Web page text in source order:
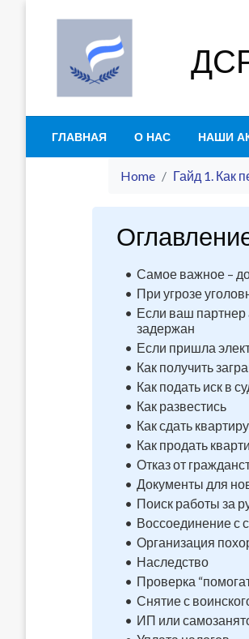
ГЛАВНАЯ О НАС НАШИ
Home Гайд 1. Как
Самое важное –
При угрозе
Если ваш партнер
задержан
Если пришла
Как получить
Как подать иск в
Как развестись
Как сдать квартиру
Как продать
Отказ от
Документы для
Поиск работы за
Воссоединение с
Организация
Наследство
Проверка
Снятие с
ИП или